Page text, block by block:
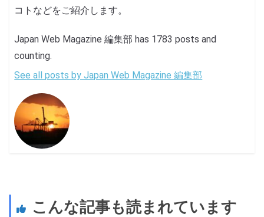
コトなどをご紹介します。
Japan Web Magazine 編集部 has 1783 posts and
counting.
See all posts by Japan Web Magazine 編集部
こんな記事も読まれています